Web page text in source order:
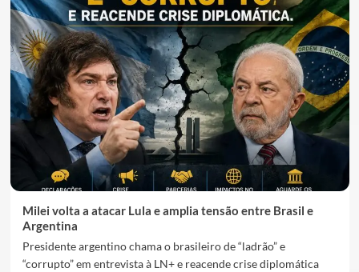
Milei volta a atacar Lula e amplia tensão entre Brasil e
Argentina
Presidente argentino chama o brasileiro de “ladrão” e
“corrupto” em entrevista à LN+ e reacende crise diplomática